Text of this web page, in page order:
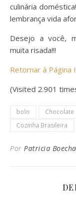
culinária
lembrança vida
Desejo a você,
muita risada!!!
Retornar à Página
(Visited 2.901
bolo Chocolate
Cozinha Brasileira
Por Patricia